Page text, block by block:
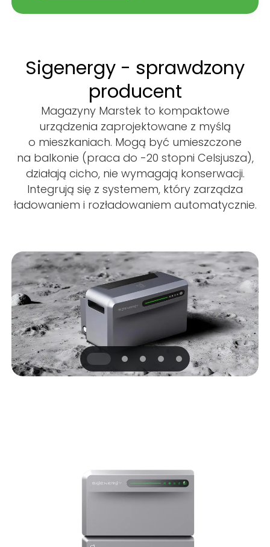
Sigenergy - sprawdzony
producent
Magazyny Marstek to kompaktowe
urządzenia zaprojektowane z myślą
o mieszkaniach. Mogą być umieszczone
na balkonie (praca do -20 stopni Celsjusza),
działają cicho, nie wymagają konserwacji.
Integrują się z systemem, który zarządza
ładowaniem i rozładowaniem automatycznie.